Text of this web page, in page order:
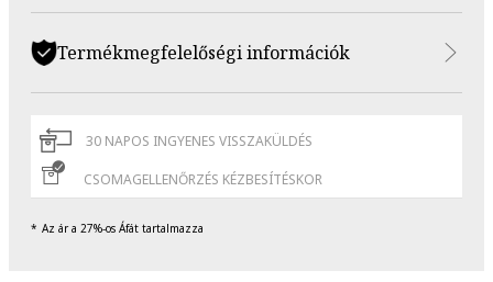
Termékmegfelelőségi információk
30 NAPOS INGYENES VISSZAKÜLDÉS
CSOMAGELLENŐRZÉS KÉZBESÍTÉSKOR
Az ár a 27%-os Áfát tartalmazza